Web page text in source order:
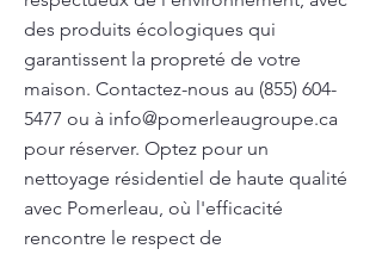
des produits écologiques qui
garantissent la propreté de votre
maison. Contactez-nous au (855) 604-
5477 ou à info@pomerleaugroupe.ca
pour réserver. Optez pour un
nettoyage résidentiel de haute qualité
avec Pomerleau, où l'efficacité
rencontre le respect de